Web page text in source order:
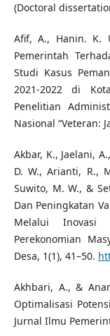
(Doctoral
Afif, A., Hanin. K.
Pemerintah
Studi Kasus
2021-2022 di
Penelitian
Nasional “Veteran:
Akbar, K., Jaelani,
D. W., Arianti, R.,
Suwito, M. W., &
Dan Peningkatan
Melalui Inovasi
Perekonomian
Desa, 1(1), 41–50.
Akhbari, A., &
Optimalisasi
Jurnal Ilmu